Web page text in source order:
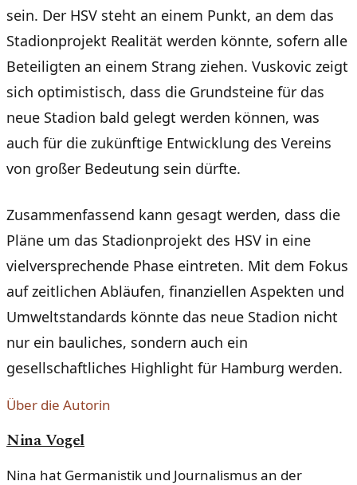
sein. Der HSV steht an einem Punkt, an dem das
Stadionprojekt Realität werden könnte, sofern alle
Beteiligten an einem Strang ziehen. Vuskovic zeigt
sich optimistisch, dass die Grundsteine für das
neue Stadion bald gelegt werden können, was
auch für die zukünftige Entwicklung des Vereins
von großer Bedeutung sein dürfte.
Zusammenfassend kann gesagt werden, dass die
Pläne um das Stadionprojekt des HSV in eine
vielversprechende Phase eintreten. Mit dem Fokus
auf zeitlichen Abläufen, finanziellen Aspekten und
Umweltstandards könnte das neue Stadion nicht
nur ein bauliches, sondern auch ein
gesellschaftliches Highlight für Hamburg werden.
Über die Autorin
Nina Vogel
Nina hat Germanistik und Journalismus an der